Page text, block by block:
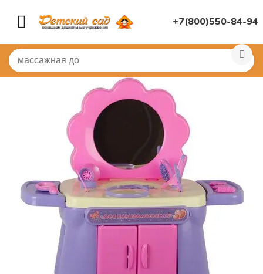
+7(800)550-84-94
Главная / ИГРУШКИ ДЛЯ ДЕТСКОГО САДА Игра в